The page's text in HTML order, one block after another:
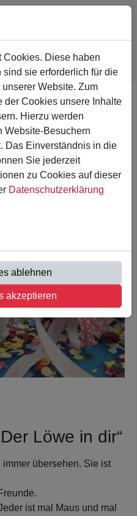
und Lernen
Aus den Klassen
gegangen. Dann haben
war lecker. Die Pause war
Löwe in dir“
übersehen. Sie ist
ist mal Maus und mal
Cookies. Diese haben
sie erforderlich für die
Website. Zum
der Cookies unsere Inhalte
Hierzu werden
Website-Besuchern
Das Einverständnis in die
Sie jederzeit
zu Cookies auf dieser
Datenschutzerklärung
ablehnen
akzeptieren